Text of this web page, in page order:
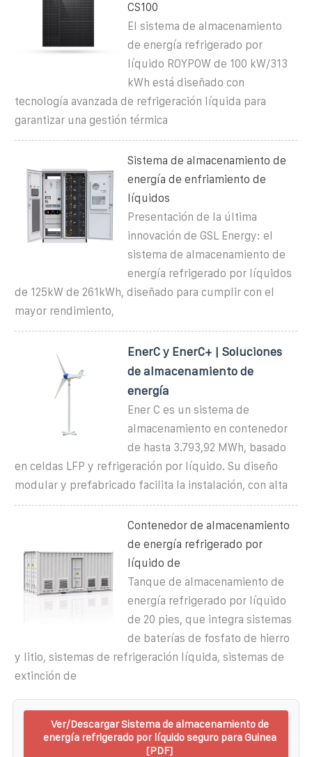
CS100
El sistema de almacenamiento
de energía refrigerado por
líquido ROYPOW de 100 kW/313
kWh está diseñado con
tecnología avanzada de refrigeración líquida para
garantizar una gestión térmica
Sistema de almacenamiento de
energía de enfriamiento de
líquidos
Presentación de la última
innovación de GSL Energy: el
sistema de almacenamiento de
energía refrigerado por líquidos
de 125kW de 261kWh, diseñado para cumplir con el
mayor rendimiento,
EnerC y EnerC+ | Soluciones
de almacenamiento de
energía
Ener C es un sistema de
almacenamiento en contenedor
de hasta 3.793,92 MWh, basado
en celdas LFP y refrigeración por líquido. Su diseño
modular y prefabricado facilita la instalación, con alta
Contenedor de almacenamiento
de energía refrigerado por
líquido de
Tanque de almacenamiento de
energía refrigerado por líquido
de 20 pies, que integra sistemas
de baterías de fosfato de hierro
y litio, sistemas de refrigeración líquida, sistemas de
extinción de
Ver/Descargar Sistema de almacenamiento de
energía refrigerado por líquido seguro para Guinea
[PDF]